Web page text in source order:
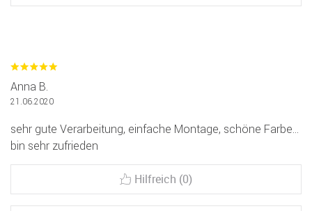
Anna B.
21.06.2020
sehr gute Verarbeitung, einfache Montage, schöne Farbe...
bin sehr zufrieden
Hilfreich (0)